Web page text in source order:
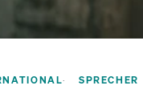
SPRECHER